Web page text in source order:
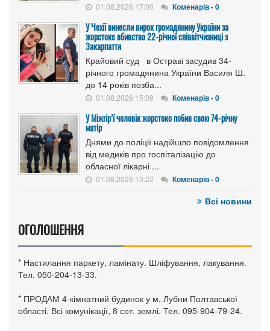
01.08.2026 17:00 Коменарів - 0
У Чехії винесли вирок громадянину України за
жорстоке вбивство 22-річної співвітчизниці з
Закарпаття
Крайовий суд в Остраві засудив 34-
річного громадянина України Василя Ш.
до 14 років позба...
01.08.2026 15:09 Коменарів - 0
У Міжгір’ї чоловік жорстоко побив свою 74-річну
матір
Днями до поліції надійшло повідомлення
від медиків про госпіталізацію до
обласної лікарні ...
01.08.2026 13:22 Коменарів - 0
Всі новини
ОГОЛОШЕННЯ
* Настилання паркету, ламінату. Шліфування, лакування.
Тел. 050-204-13-33.
* ПРОДАМ 4-кімнатний будинок у м. Лубни Полтавської
області. Всі комунікації, 8 сот. землі. Тел. 095-904-79-24.